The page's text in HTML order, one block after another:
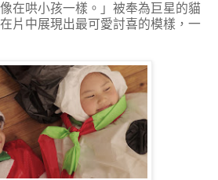
在哄小孩一樣。」被奉為巨星的貓
片中展現出最可愛討喜的模樣，一